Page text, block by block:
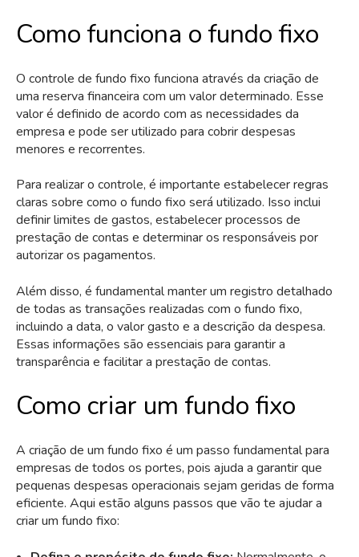
Como funciona o fundo fixo
O controle de fundo fixo funciona através da criação de
uma reserva financeira com um valor determinado. Esse
valor é definido de acordo com as necessidades da
empresa e pode ser utilizado para cobrir despesas
menores e recorrentes.
Para realizar o controle, é importante estabelecer regras
claras sobre como o fundo fixo será utilizado. Isso inclui
definir limites de gastos, estabelecer processos de
prestação de contas e determinar os responsáveis por
autorizar os pagamentos.
Além disso, é fundamental manter um registro detalhado
de todas as transações realizadas com o fundo fixo,
incluindo a data, o valor gasto e a descrição da despesa.
Essas informações são essenciais para garantir a
transparência e facilitar a prestação de contas.
Como criar um fundo fixo
A criação de um fundo fixo é um passo fundamental para
empresas de todos os portes, pois ajuda a garantir que
pequenas despesas operacionais sejam geridas de forma
eficiente. Aqui estão alguns passos que vão te ajudar a
criar um fundo fixo: